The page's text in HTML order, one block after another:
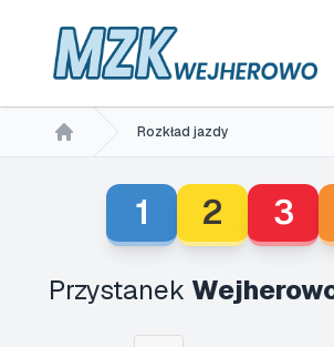
Rozkład jazdy
1 2 3
Przystanek